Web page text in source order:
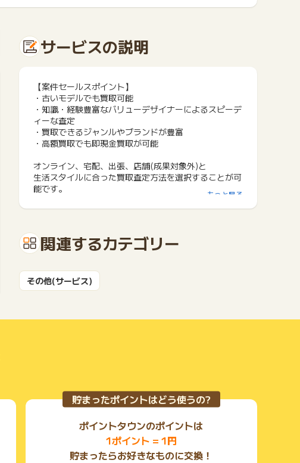
サービスの説明
【案件セールスポイント】
・古いモデルでも買取可能
・知識・経験豊富なバリューデザイナーによるスピーデ
ィーな査定
・買取できるジャンルやブランドが豊富
・高額買取でも即現金買取が可能
オンライン、宅配、出張、店舗(成果対象外)と
生活スタイルに合った買取査定方法を選択することが可
能です。
もっと見る
関連するカテゴリー
その他(サービス)
貯まったポイントはどう使うの?
ポイントタウンのポイントは
1ポイント = 1円
貯まったらお好きなものに交換！